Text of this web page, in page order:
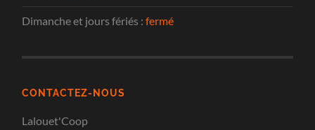
Dimanche et jours fériés :fermé
CONTACTEZ-NOUS
Lalouet'Coop